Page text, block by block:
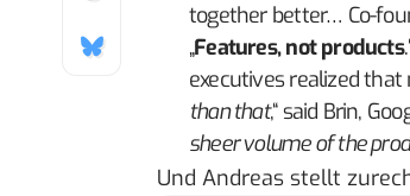
together better… Co-
„Features, not products
executives realized
than that,“ said Brin,
sheer volume of the
Und Andreas stellt